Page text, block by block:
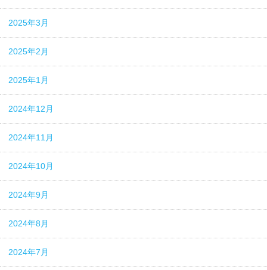
2025年3月
2025年2月
2025年1月
2024年12月
2024年11月
2024年10月
2024年9月
2024年8月
2024年7月